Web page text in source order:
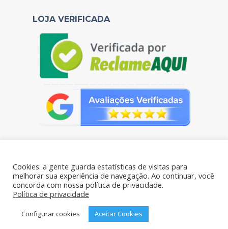
LOJA VERIFICADA
Portal das Pelúcias - CNPJ: 38.106.769/0001-61 - Todos os
direitos reservados - Rua Benjamim de Oliveira 198- Brás, São
Paulo – SP, 03006-020
Cookies: a gente guarda estatísticas de visitas para
melhorar sua experiência de navegação. Ao continuar, você
concorda com nossa política de privacidade.
Política de privacidade
Configurar cookies Aceitar Cookies